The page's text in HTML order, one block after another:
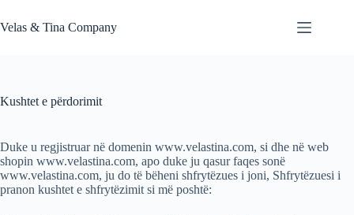
to
content
Velas & Tina Company
Kushtet e përdorimit
Duke u regjistruar në domenin www.velastina.com, si dhe në web
shopin www.velastina.com, apo duke ju qasur faqes sonë
www.velastina.com, ju do të bëheni shfrytëzues i joni, Shfrytëzuesi i
pranon kushtet e shfrytëzimit si më poshtë: